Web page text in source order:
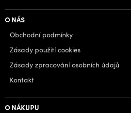
O NÁS
Obchodní podmínky
Zásady použití cookies
Zásady zpracování osobních údajů
Kontakt
O NÁKUPU